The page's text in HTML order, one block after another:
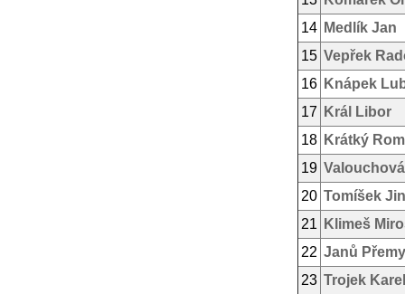
14 Medlík Jan
15 Vepřek
16 Knápek
17
Král Libor
18 Krátký
19
20 Tomíšek
21
Klimeš
22 Janů
23 Trojek Karel